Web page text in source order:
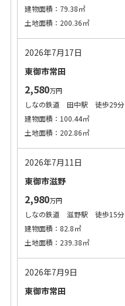
建物面積：79.38㎡
土地面積：200.36㎡
2026年7月17日
東御市常田
2,580万円
しなの鉄道 田中駅 徒歩29分
建物面積：100.44㎡
土地面積：202.86㎡
2026年7月11日
東御市滋野
2,980万円
しなの鉄道 滋野駅 徒歩15分
建物面積：82.8㎡
土地面積：239.38㎡
2026年7月9日
東御市常田